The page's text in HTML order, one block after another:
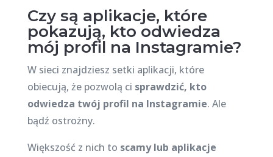
Czy są aplikacje, które
pokazują, kto odwiedza
mój profil na Instagramie?
W sieci znajdziesz setki aplikacji, które
obiecują, że pozwolą ci sprawdzić, kto
odwiedza twój profil na Instagramie. Ale
bądź ostrożny.
Większość z nich to scamy lub aplikacje